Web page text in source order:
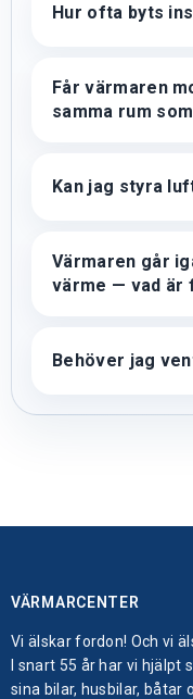
Hur ofta byts
Får värmaren
samma rum
Kan jag styra
Värmaren går
värme — vad är
Behöver jag
VÄRMARCENTER
Vi älskar fordon! Och vi
I snart 55 år har vi
sina bilar, husbilar, båtar